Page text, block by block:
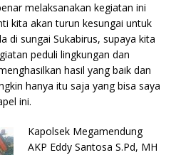
melaksanakan kegiatan ini
kita akan turun kesungai untuk
di sungai Sukabirus, supaya kita
peduli lingkungan dan
hasil yang baik dan
hanya itu saja yang bisa saya
ini.
Kapolsek Megamendung
AKP Eddy Santosa S.Pd, MH